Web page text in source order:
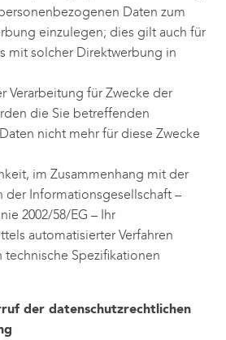
Daten zum
einzulegen; dies gilt auch für
mit solcher Direktwerbung in
Verarbeitung für Zwecke der
die Sie betreffenden
nicht mehr für diese Zwecke
im Zusammenhang mit der
der Informationsgesellschaft –
2002/58/EG – Ihr
automatisierter Verfahren
technische Spezifikationen
der datenschutzrechtlichen